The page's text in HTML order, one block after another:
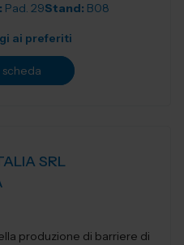
Pad. 29Stand: B08
ai preferiti
scheda
SRL
produzione di barriere di